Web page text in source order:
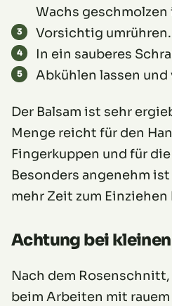
Wachs geschmolzen
Vorsichtig umrühren.
In ein sauberes
Abkühlen lassen
Der Balsam ist sehr
Menge reicht für den
Fingerkuppen und für
Besonders angenehm
mehr Zeit zum Einziehen
Achtung bei
Nach dem
beim Arbeiten mit